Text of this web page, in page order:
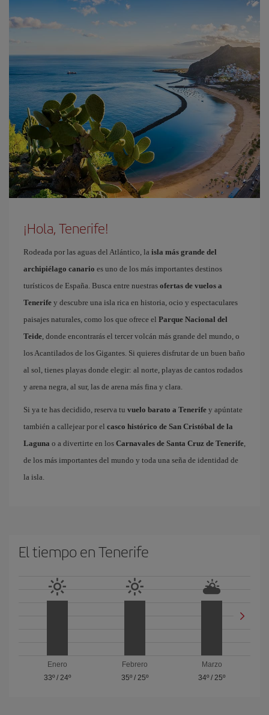
¡Hola, Tenerife!
Rodeada por las aguas del Atlántico, la isla más grande del
archipiélago canario es uno de los más importantes destinos
turísticos de España. Busca entre nuestras ofertas de vuelos a
Tenerife y descubre una isla rica en historia, ocio y espectaculares
paisajes naturales, como los que ofrece el Parque Nacional del
Teide, donde encontrarás el tercer volcán más grande del mundo, o
los Acantilados de los Gigantes. Si quieres disfrutar de un buen baño
al sol, tienes playas donde elegir: al norte, playas de cantos rodados
y arena negra, al sur, las de arena más fina y clara.
Si ya te has decidido, reserva tu vuelo barato a Tenerife y apúntate
también a callejear por el casco histórico de San Cristóbal de la
Laguna o a divertirte en los Carnavales de Santa Cruz de Tenerife,
de los más importantes del mundo y toda una seña de identidad de
la isla.
El tiempo en Tenerife
Enero
33º/ 24º
Febrero
35º/ 25º
Marzo
34º /25º